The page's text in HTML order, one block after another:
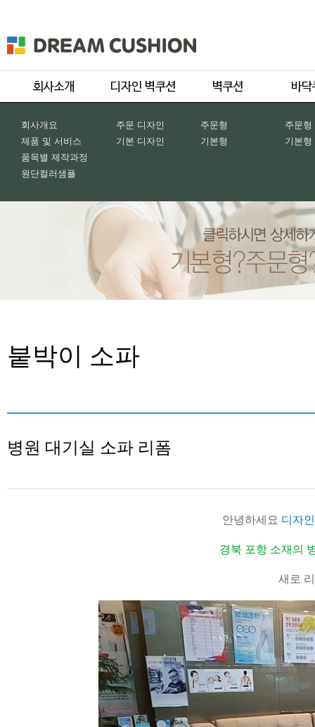
회사개요
제품 및 서비스
품목별 제작과정
원단컬러샘플
주문 디자인
기본 디자인
주문형
기본형
주문형
기본형
붙박이 소파
병원 대기실 소파 리폼
안녕하세요 디자
경북 포항 소재의
새로